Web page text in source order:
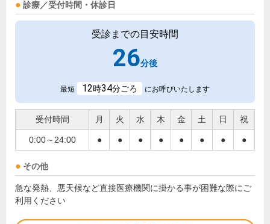
診療／受付時間・休診日
受診までの目安時間
26分後
最短 12時34分ごろ にお呼びいたします
受付時間 月 火 水 木 金 土 日 祝
0:00～24:00 ● ● ● ● ● ● ● ●
その他
急な発熱、悪天候など直接医療機関に掛かる事が困難な際にご
利用ください